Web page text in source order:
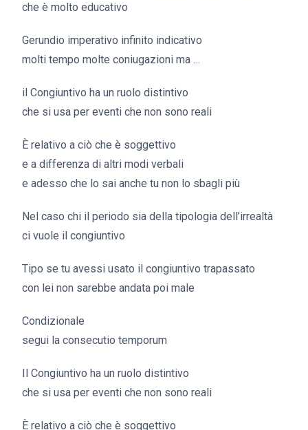
che è molto educativo
Gerundio imperativo infinito indicativo
molti tempo molte coniugazioni ma …
il Congiuntivo ha un ruolo distintivo
che si usa per eventi che non sono reali
È relativo a ciò che è soggettivo
e a differenza di altri modi verbali
e adesso che lo sai anche tu non lo sbagli più
Nel caso chi il periodo sia della tipologia dell’irrealtà
ci vuole il congiuntivo
Tipo se tu avessi usato il congiuntivo trapassato
con lei non sarebbe andata poi male
Condizionale
segui la consecutio temporum
Il Congiuntivo ha un ruolo distintivo
che si usa per eventi che non sono reali
È relativo a ciò che è soggettivo